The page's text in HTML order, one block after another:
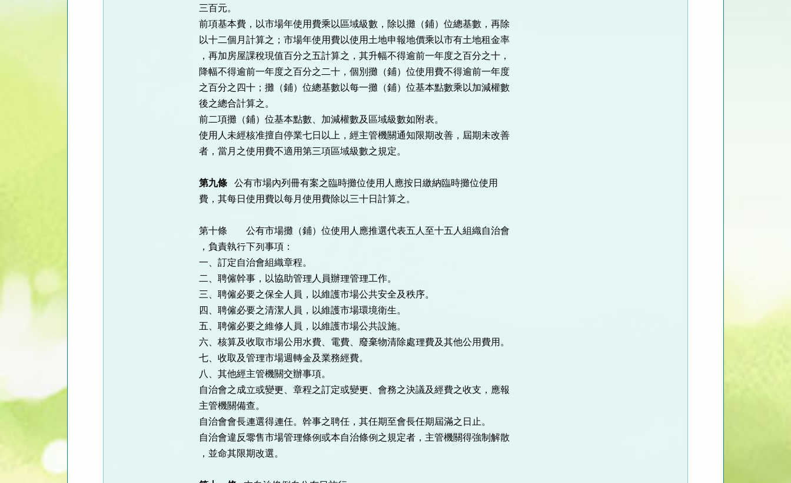
三百元。
前項基本費，以市場年使用費乘以區域級數，除以攤（鋪）位總基數，再除
以十二個月計算之；市場年使用費以使用土地申報地價乘以市有土地租金率
，再加房屋課稅現值百分之五計算之，其升幅不得逾前一年度之百分之十，
降幅不得逾前一年度之百分之二十，個別攤（鋪）位使用費不得逾前一年度
之百分之四十；攤（鋪）位總基數以每一攤（鋪）位基本點數乘以加減權數
後之總合計算之。
前二項攤（鋪）位基本點數、加減權數及區域級數如附表。
使用人未經核准擅自停業七日以上，經主管機關通知限期改善，屆期未改善
者，當月之使用費不適用第三項區域級數之規定。
第九條 公有市場內列冊有案之臨時攤位使用人應按日繳納臨時攤位使用
費，其每日使用費以每月使用費除以三十日計算之。
第十條 公有市場攤（鋪）位使用人應推選代表五人至十五人組織自治會
，負責執行下列事項：
一、訂定自治會組織章程。
二、聘僱幹事，以協助管理人員辦理管理工作。
三、聘僱必要之保全人員，以維護市場公共安全及秩序。
四、聘僱必要之清潔人員，以維護市場環境衛生。
五、聘僱必要之維修人員，以維護市場公共設施。
六、核算及收取市場公用水費、電費、廢棄物清除處理費及其他公用費用。
七、收取及管理市場週轉金及業務經費。
八、其他經主管機關交辦事項。
自治會之成立或變更、章程之訂定或變更、會務之決議及經費之收支，應報
主管機關備查。
自治會會長連選得連任。幹事之聘任，其任期至會長任期屆滿之日止。
自治會違反零售市場管理條例或本自治條例之規定者，主管機關得強制解散
，並命其限期改選。